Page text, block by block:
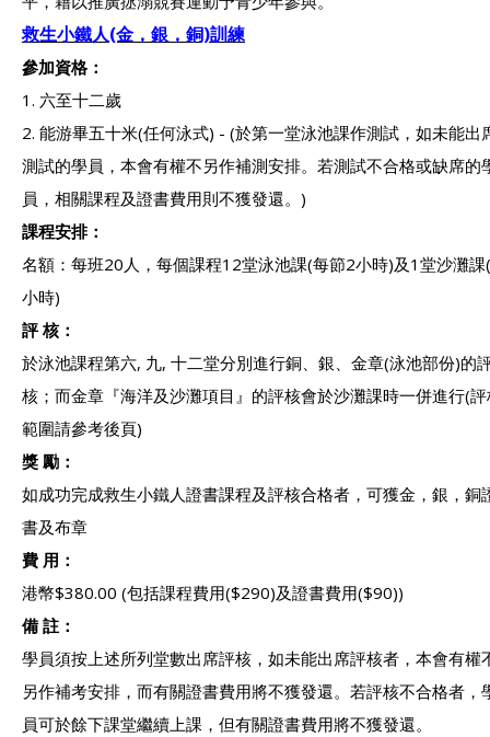
救生小鐵人(金，銀，銅)訓練
參加資格：
1. 六至十二歲
2. 能游畢五十米(任何泳式) - (於第一堂泳池課作測試，如未能出
測試的學員，本會有權不另作補測安排。若測試不合格或缺席的
員，相關課程及證書費用則不獲發還。)
課程安排：
名額：每班20人，每個課程12堂泳池課(每節2小時)及1堂沙灘課
小時)
評 核：
於泳池課程第六, 九, 十二堂分別進行銅、銀、金章(泳池部份)的
核；而金章『海洋及沙灘項目』的評核會於沙灘課時一併進行(
範圍請參考後頁)
獎 勵：
如成功完成救生小鐵人證書課程及評核合格者，可獲金，銀，銅
書及布章
費 用：
港幣$380.00 (包括課程費用($290)及證書費用($90))
備 註：
學員須按上述所列堂數出席評核，如未能出席評核者，本會有權
另作補考安排，而有關證書費用將不獲發還。若評核不合格者，
員可於餘下課堂繼續上課，但有關證書費用將不獲發還。